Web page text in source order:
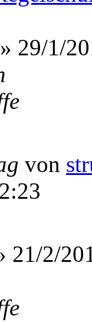
» 29/1/
von
21/2/